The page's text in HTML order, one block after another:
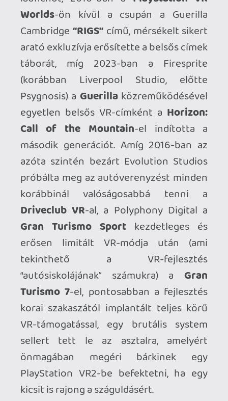
Aztán ott sertepertélt még a -
változatosság kedvéért azóta szintén
bezárt -Japan Studioberkein belül,
azóta önálló fejlesztőstúdióként működő
Team Asobiis, akik az ingyenesThe
Playroom VR
-al támogatták meg az első
generáció indítását. A minijáték
gyűjtemény a mai napig szinte az
egyetlen komolyan vehető kanapé-
kooperatív VR-játék, egy kreatív
energiákkal telepumpált wholesome-
csúcsragadozó. Megszámlálhatatlan
családi játékórával a hátunk mögött
vártuk a belőle kinőttAstro Bot Rescue
-t, ami a mai napig
toronymagasan a PlayStation VR
platform legkiválóbb játéka, nagyon
szeretnék hinni benne, hogy az aktuális
események után legalább ahhoz kapunk
egy méltó folytatást. Nagyjából ennyi
említésre méltó first party megjelenés
kövezte eddig a PlayStation VR
headsetek útját, az összes többi időleges
vagy azóta is platform exkluzív fejlesztés